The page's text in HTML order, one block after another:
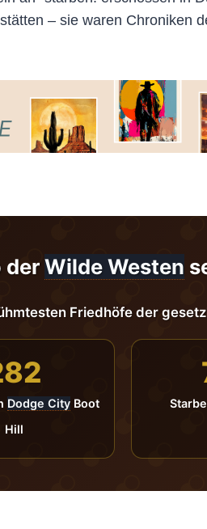
– sie waren Chroniken
derWilde Westen
Friedhöfe der
Dodge City Boot
Hill